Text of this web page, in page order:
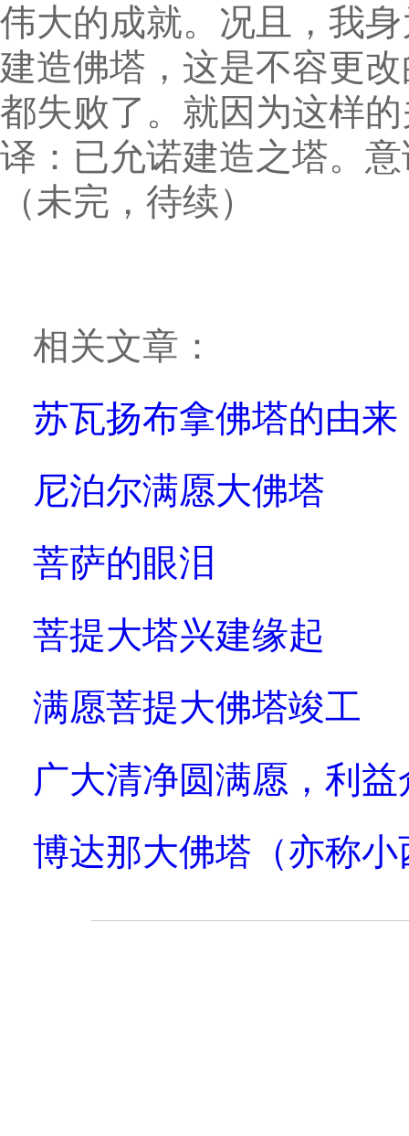
伟大的成就。况且，我
建造佛塔，这是不容更
都失败了。就因为这样
译：已允诺建造之塔。
（未完，待续）
相关文章：
苏瓦扬布拿佛塔的由来
尼泊尔满愿大佛塔
菩萨的眼泪
菩提大塔兴建缘起
满愿菩提大佛塔竣工
广大清净圆满愿，利
博达那大佛塔（亦称